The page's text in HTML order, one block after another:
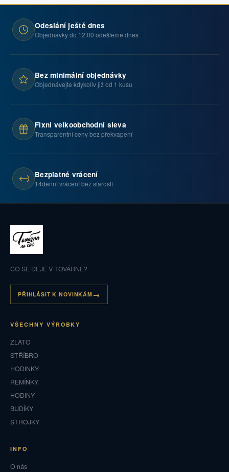
Odeslání ještě dnes
Objednávky do 12:00 odešleme dnes
Bez minimální objednávky
Objednávejte kdykoliv již od 1 kusu
Fixní velkoobchodní sleva
Transparentní ceny bez překvapení
Bezplatné vrácení
14denní vrácení bez starostí
CO SE DĚJE V TOVÁRNĚ?
PŘIHLÁSIT K NOVINKÁM
VŠECHNY VÝROBKY
ZLATO
STŘÍBRO
HODINKY
ŘEMÍNKY
HODINY
BUDÍKY
STROJKY
INFO
O nás